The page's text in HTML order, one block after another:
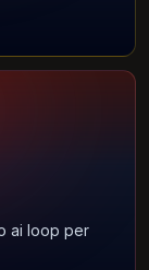
ai loop per